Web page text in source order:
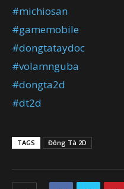
#michiosan
#gamemobile
#dongtataydoc
#volamnguba
#dongta2d
#dt2d
TAGS Đông Tà 2D